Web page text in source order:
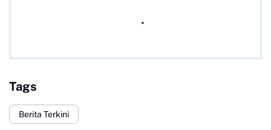
Tags
Berita Terkini